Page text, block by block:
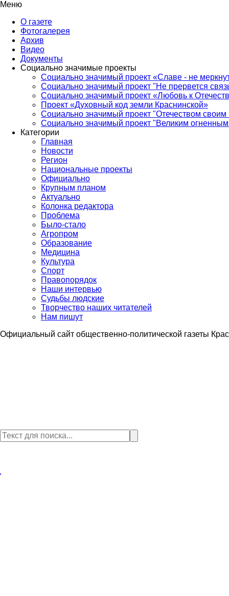
Меню
О газете
Фотогалерея
Архив
Видео
Документы
Социально значимые проекты
Социально значимый проект «Славе - не
Социально значимый проект "Не прервется
Социально значимый проект «Любовь к
Проект «Духовный код земли Краснинской»
Социально значимый проект "Отечеством своим
Социально значимый проект "Великим
Категории
Главная
Новости
Регион
Национальные проекты
Официально
Крупным планом
Актуально
Колонка редактора
Проблема
Было-стало
Агропром
Образование
Медицина
Культура
Спорт
Правопорядок
Наши интервью
Судьбы людские
Творчество наших читателей
Нам пишут
Официальный сайт общественно-политической газеты